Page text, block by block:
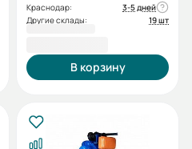
Краснодар:
3-5 дней
Другие склады:
19 шт
В корзину